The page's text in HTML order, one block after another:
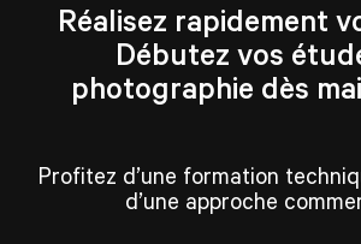
Réalisez rapidement
Débutez vos
photographie dès
Profitez d’une formation
d’une approche